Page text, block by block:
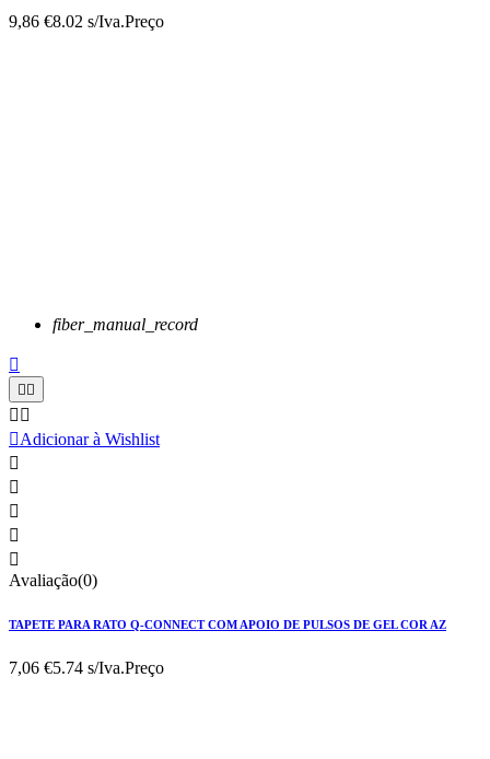
9,86 €8.02 s/Iva.Preço
fiber_manual_record

 
 
Adicionar à Wishlist





Avaliação(0)
TAPETE PARA RATO Q-CONNECT COM APOIO DE PULSOS DE GEL COR AZ
7,06 €5.74 s/Iva.Preço